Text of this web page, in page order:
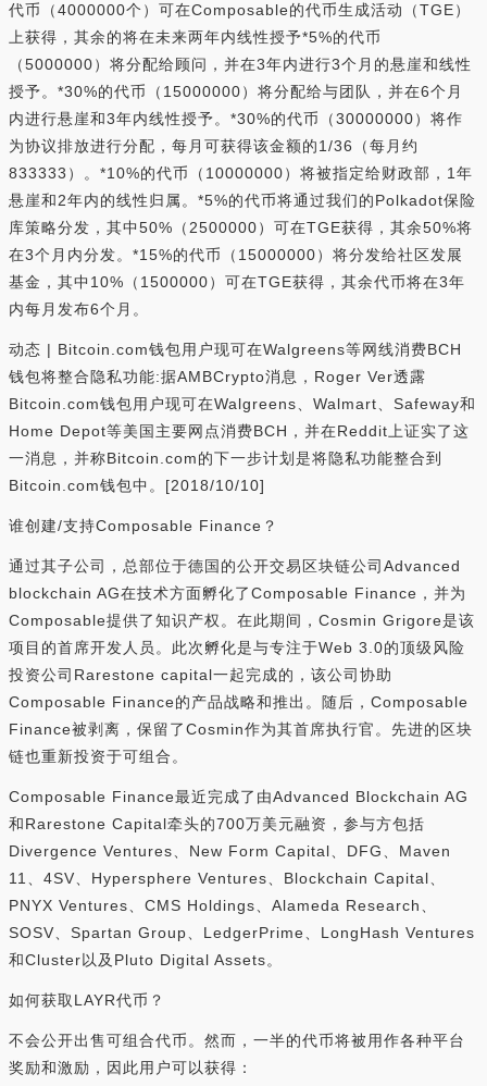
代币（4000000个）可在Composable的代币生成活动（TGE）
上获得，其余的将在未来两年内线性授予*5%的代币
（5000000）将分配给顾问，并在3年内进行3个月的悬崖和线性
授予。*30%的代币（15000000）将分配给与团队，并在6个月
内进行悬崖和3年内线性授予。*30%的代币（30000000）将作
为协议排放进行分配，每月可获得该金额的1/36（每月约
833333）。*10%的代币（10000000）将被指定给财政部，1年
悬崖和2年内的线性归属。*5%的代币将通过我们的Polkadot保险
库策略分发，其中50%（2500000）可在TGE获得，其余50%将
在3个月内分发。*15%的代币（15000000）将分发给社区发展
基金，其中10%（1500000）可在TGE获得，其余代币将在3年
内每月发布6个月。
动态 | Bitcoin.com钱包用户现可在Walgreens等网线消费BCH
钱包将整合隐私功能:据AMBCrypto消息，Roger Ver透露
Bitcoin.com钱包用户现可在Walgreens、Walmart、Safeway和
Home Depot等美国主要网点消费BCH，并在Reddit上证实了这
一消息，并称Bitcoin.com的下一步计划是将隐私功能整合到
Bitcoin.com钱包中。[2018/10/10]
谁创建/支持Composable Finance？
通过其子公司，总部位于德国的公开交易区块链公司Advanced
blockchain AG在技术方面孵化了Composable Finance，并为
Composable提供了知识产权。在此期间，Cosmin Grigore是该
项目的首席开发人员。此次孵化是与专注于Web 3.0的顶级风险
投资公司Rarestone capital一起完成的，该公司协助
Composable Finance的产品战略和推出。随后，Composable
Finance被剥离，保留了Cosmin作为其首席执行官。先进的区块
链也重新投资于可组合。
Composable Finance最近完成了由Advanced Blockchain AG
和Rarestone Capital牵头的700万美元融资，参与方包括
Divergence Ventures、New Form Capital、DFG、Maven
11、4SV、Hypersphere Ventures、Blockchain Capital、
PNYX Ventures、CMS Holdings、Alameda Research、
SOSV、Spartan Group、LedgerPrime、LongHash Ventures
和Cluster以及Pluto Digital Assets。
如何获取LAYR代币？
不会公开出售可组合代币。然而，一半的代币将被用作各种平台
奖励和激励，因此用户可以获得：